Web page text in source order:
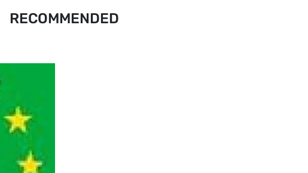
RECOMMENDED